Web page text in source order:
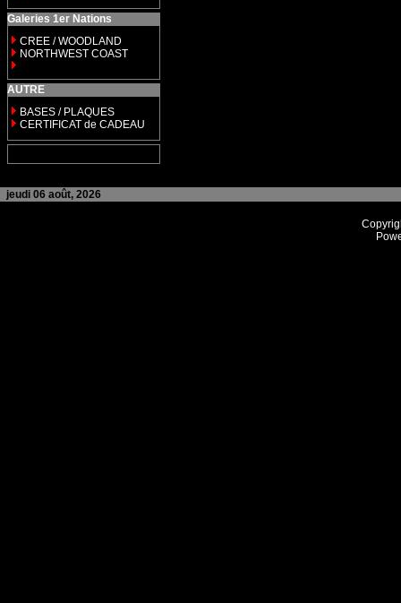
Galeries 1er Nations
CREE / WOODLAND
NORTHWEST COAST
AUTRE
BASES / PLAQUES
CERTIFICAT de CADEAU
jeudi 06 août, 2026